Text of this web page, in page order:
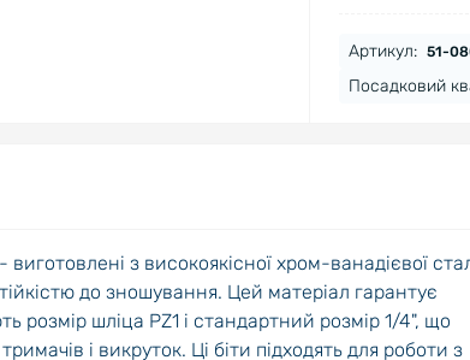
Артикул: 51-
Посадковий
з високоякісної хром-ванадієвої
до зношування. Цей матеріал гарантує
розмір шліца PZ1 і стандартний розмір 1/4", що
і викруток. Ці біти підходять для роботи з